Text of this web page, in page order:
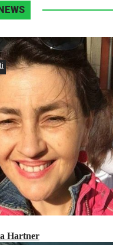
Hartner